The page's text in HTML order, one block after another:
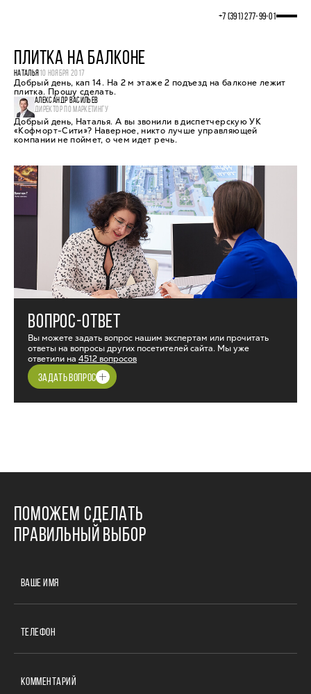
+7 (391) 277‒99‒01
ПЛИТКА НА БАЛКОНЕ
НАТАЛЬЯ 10 НОЯБРЯ 2017
Добрый день, кап 14. На 2 м этаже 2 подъезд на балконе лежит
плитка. Прошу сделать.
АЛЕКСАНДР ВАСИЛЬЕВ
ДИРЕКТОР ПО МАРКЕТИНГУ
Добрый день, Наталья. А вы звонили в диспетчерскую УК
«Кофморт-Сити»? Наверное, никто лучше управляющей
компании не поймет, о чем идет речь.
ВОПРОС-ОТВЕТ
Вы можете задать вопрос нашим экспертам или прочитать
ответы на вопросы других посетителей сайта. Мы уже
ответили на 4512 вопросов
ЗАДАТЬ ВОПРОС
ПОМОЖЕМ СДЕЛАТЬ
ПРАВИЛЬНЫЙ ВЫБОР
ВАШЕ ИМЯ
ТЕЛЕФОН
КОММЕНТАРИЙ